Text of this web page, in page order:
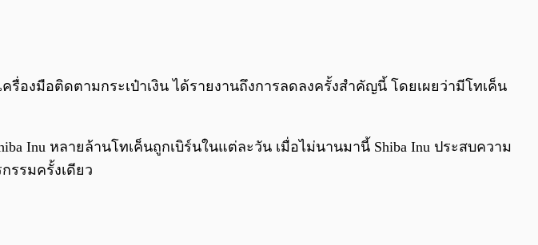
ครื่องมือติดตามกระเป๋าเงิน ได้รายงานถึงการลดลงครั้งสำคัญนี้ โดยเผยว่ามีโทเค็น
Inu หลายล้านโทเค็นถูกเบิร์นในแต่ละวัน เมื่อไม่นานมานี้ Shiba Inu ประสบความ
รรมครั้งเดียว